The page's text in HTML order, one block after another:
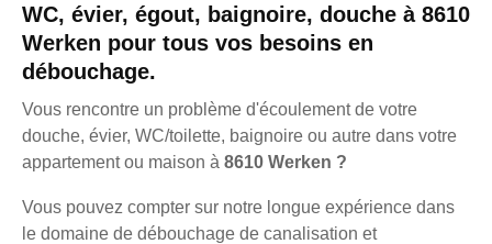
WC, évier, égout, baignoire, douche à 8610
Werken pour tous vos besoins en
débouchage.
Vous rencontre un problème d'écoulement de votre
douche, évier, WC/toilette, baignoire ou autre dans votre
appartement ou maison à 8610 Werken ?
Vous pouvez compter sur notre longue expérience dans
le domaine de débouchage de canalisation et